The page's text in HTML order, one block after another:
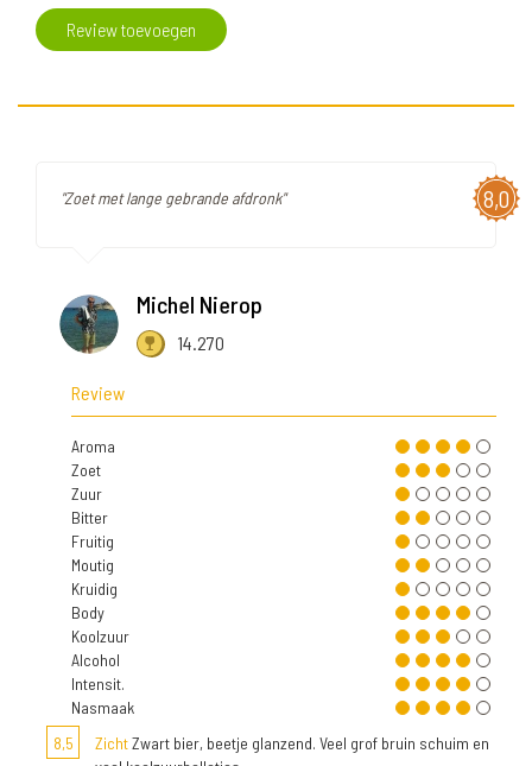
Review toevoegen
8,0
"Zoet met lange gebrande afdronk"
Michel Nierop
14.270
Review
Aroma
Zoet
Zuur
Bitter
Fruitig
Moutig
Kruidig
Body
Koolzuur
Alcohol
Intensit.
Nasmaak
8,5
ZichtZwart bier, beetje glanzend. Veel grof bruin schuim en